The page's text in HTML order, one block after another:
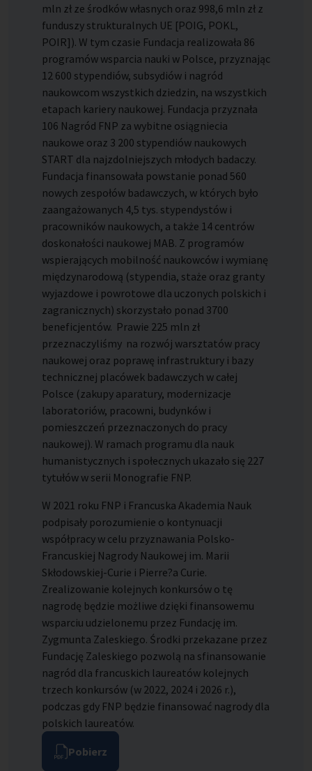
mln zł ze środków własnych oraz 998,6 mln zł z
funduszy strukturalnych UE [POIG, POKL,
POIR]). W tym czasie Fundacja realizowała 86
programów wsparcia nauki w Polsce, przyznając
12 600 stypendiów, subsydiów i nagród
naukowcom wszystkich dziedzin, na wszystkich
etapach kariery naukowej. Fundacja przyznała
106 Nagród FNP za wybitne osiągniecia
naukowe oraz 3 200 stypendiów naukowych
START dla najzdolniejszych młodych badaczy.
Fundacja finansowała powstanie ponad 560
nowych zespołów badawczych, w których było
zaangażowanych 4,5 tys. stypendystów i
pracowników naukowych, a także 14 centrów
doskonałości naukowej MAB. Z programów
wspierających mobilność naukowców i wymianę
międzynarodową (stypendia, staże oraz granty
wyjazdowe i powrotowe dla uczonych polskich i
zagranicznych) skorzystało ponad 3700
beneficjentów. Prawie 225 mln zł
przeznaczyliśmy na rozwój warsztatów pracy
naukowej oraz poprawę infrastruktury i bazy
technicznej placówek badawczych w całej
Polsce (zakupy aparatury, modernizacje
laboratoriów, pracowni, budynków i
pomieszczeń przeznaczonych do pracy
naukowej). W ramach programu dla nauk
humanistycznych i społecznych ukazało się 227
tytułów w serii Monografie FNP.
W 2021 roku FNP i Francuska Akademia Nauk
podpisały porozumienie o kontynuacji
współpracy w celu przyznawania Polsko-
Francuskiej Nagrody Naukowej im. Marii
Skłodowskiej-Curie i Pierre?a Curie.
Zrealizowanie kolejnych konkursów o tę
nagrodę będzie możliwe dzięki finansowemu
wsparciu udzielonemu przez Fundację im.
Zygmunta Zaleskiego. Środki przekazane przez
Fundację Zaleskiego pozwolą na sfinansowanie
nagród dla francuskich laureatów kolejnych
trzech konkursów (w 2022, 2024 i 2026 r.),
podczas gdy FNP będzie finansować nagrody dla
polskich laureatów.
Pobierz